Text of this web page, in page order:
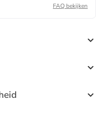
FAQ bekijken